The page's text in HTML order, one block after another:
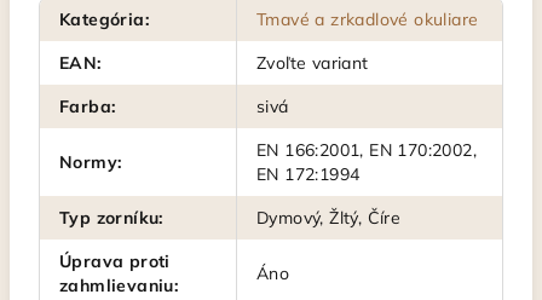
Kategória:
Tmavé a zrkadlové okuliare
EAN:
Zvoľte variant
Farba: sivá
Normy:
EN 166:2001, EN 170:2002,
EN 172:1994
Typ zorníku:
Dymový, Žltý, Číre
Úprava proti
zahmlievaniu:
Áno